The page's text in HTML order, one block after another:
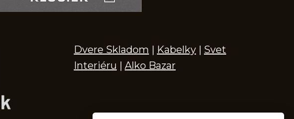
Dvere Skladom | Kabelky | Svet
Interiéru | Alko Bazar